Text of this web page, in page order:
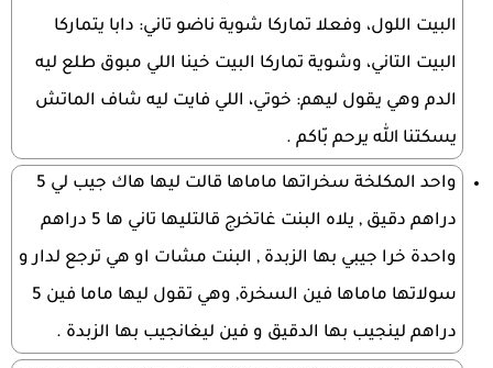
البيت اللول، وفعلا تماركا شوية ناضو تاني: دابا يتماركا
البيت التاني، وشوية تماركا البيت خينا اللي مبوق طلع ليه
الدم وهي يقول ليهم: خوتي، اللي فايت ليه شاف الماتش
يسكتنا الله يرحم بّاكم .
واحد المكلخة سخراتها ماماها قالت ليها هاك جيب لي 5
دراهم دقيق , يلاه البنت غاتخرج قالتليها تاني ها 5 دراهم
واحدة خرا جيبي بها الزبدة , البنت مشات او هي ترجع لدار و
سولاتها ماماها فين السخرة, وهي تقول ليها ماما فين 5
دراهم لينجيب بها الدقيق و فين ليغانجيب بها الزبدة .